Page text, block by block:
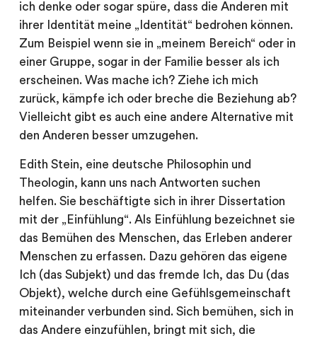
ich denke oder sogar spüre, dass die Anderen mit
ihrer Identität meine „Identität“ bedrohen können.
Zum Beispiel wenn sie in „meinem Bereich“ oder in
einer Gruppe, sogar in der Familie besser als ich
erscheinen. Was mache ich? Ziehe ich mich
zurück, kämpfe ich oder breche die Beziehung ab?
Vielleicht gibt es auch eine andere Alternative mit
den Anderen besser umzugehen.
Edith Stein, eine deutsche Philosophin und
Theologin, kann uns nach Antworten suchen
helfen. Sie beschäftigte sich in ihrer Dissertation
mit der „Einfühlung“. Als Einfühlung bezeichnet sie
das Bemühen des Menschen, das Erleben anderer
Menschen zu erfassen. Dazu gehören das eigene
Ich (das Subjekt) und das fremde Ich, das Du (das
Objekt), welche durch eine Gefühlsgemeinschaft
miteinander verbunden sind. Sich bemühen, sich in
das Andere einzufühlen, bringt mit sich, die